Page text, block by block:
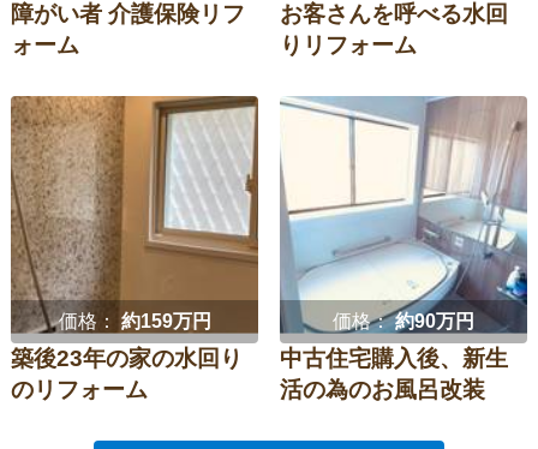
障がい者 介護保険リフ
ォーム
お客さんを呼べる水回
りリフォーム
価格： 約159万円
築後23年の家の水回り
のリフォーム
価格：約90万円
中古住宅購入後、新生
活の為のお風呂改装